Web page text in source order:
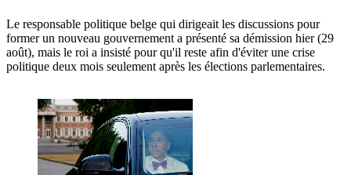
Le responsable politique belge qui dirigeait les discussions pour
former un nouveau gouvernement a présenté sa démission hier (29
août), mais le roi a insisté pour qu'il reste afin d'éviter une crise
politique deux mois seulement après les élections parlementaires.